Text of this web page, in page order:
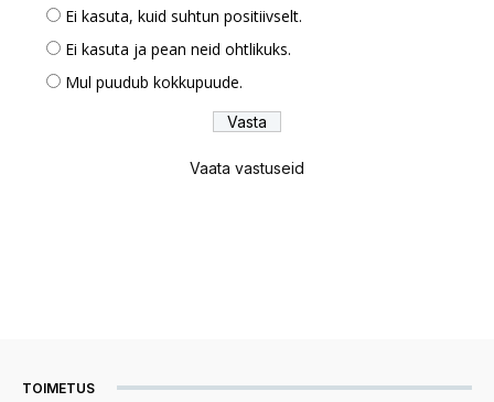
Ei kasuta, kuid suhtun positiivselt.
Ei kasuta ja pean neid ohtlikuks.
Mul puudub kokkupuude.
Vaata vastuseid
TOIMETUS